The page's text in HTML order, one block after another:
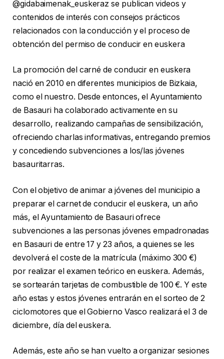
@gidabaimenak_euskeraz se publican videos y
contenidos de interés con consejos prácticos
relacionados con la conducción y el proceso de
obtención del permiso de conducir en euskera
La promoción del carné de conducir en euskera
nació en 2010 en diferentes municipios de Bizkaia,
como el nuestro. Desde entonces, el Ayuntamiento
de Basauri ha colaborado activamente en su
desarrollo, realizando campañas de sensibilización,
ofreciendo charlas informativas, entregando premios
y concediendo subvenciones a los/las jóvenes
basauritarras.
Con el objetivo de animar a jóvenes del municipio a
preparar el carnet de conducir el euskera, un año
más, el Ayuntamiento de Basauri ofrece
subvenciones a las personas jóvenes empadronadas
en Basauri de entre 17 y 23 años, a quienes se les
devolverá el coste de la matrícula (máximo 300 €)
por realizar el examen teórico en euskera. Además,
se sortearán tarjetas de combustible de 100 €. Y este
año estas y estos jóvenes entrarán en el sorteo de 2
ciclomotores que el Gobierno Vasco realizará el 3 de
diciembre, día del euskera.
Además, este año se han vuelto a organizar sesiones